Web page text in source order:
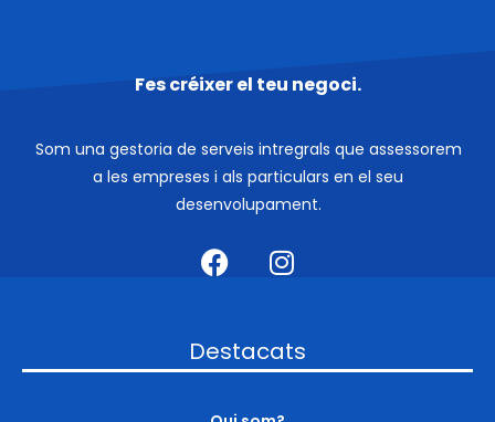
Fes créixer el teu negoci.
Som una gestoria de serveis intregrals que assessorem
a les empreses i als particulars en el seu
desenvolupament.
Destacats